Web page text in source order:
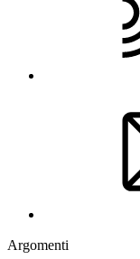
Argomenti